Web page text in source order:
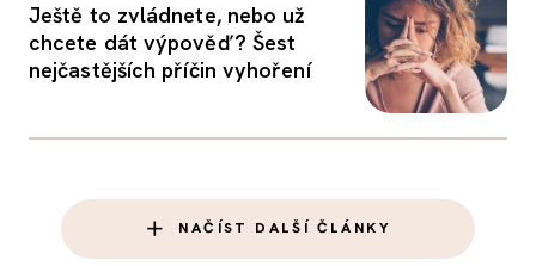
Ještě to zvládnete, nebo už
chcete dát výpověď? Šest
nejčastějších příčin vyhoření
NAČÍST DALŠÍ ČLÁNKY